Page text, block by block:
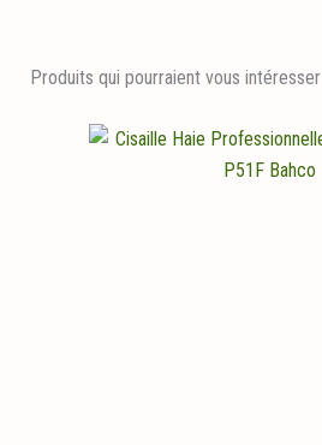
Produits qui pourraient vous intéresser